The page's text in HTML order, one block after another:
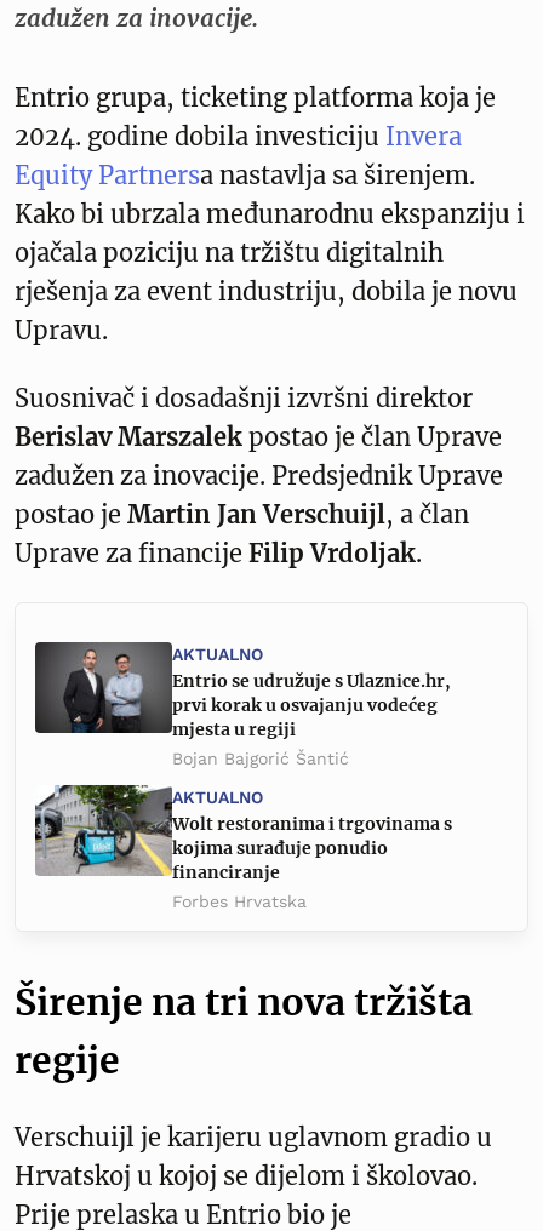
zadužen za inovacije.
Entrio grupa, ticketing platforma koja je
2024. godine dobila investiciju Invera
Equity Partnersa nastavlja sa širenjem.
Kako bi ubrzala međunarodnu ekspanziju i
ojačala poziciju na tržištu digitalnih
rješenja za event industriju, dobila je novu
Upravu.
Suosnivač i dosadašnji izvršni direktor
Berislav Marszalek postao je član Uprave
zadužen za inovacije. Predsjednik Uprave
postao je Martin Jan Verschuijl, a član
Uprave za financije Filip Vrdoljak.
AKTUALNO
Entrio se udružuje s Ulaznice.hr,
prvi korak u osvajanju vodećeg
mjesta u regiji
Bojan Bajgorić Šantić
AKTUALNO
Wolt restoranima i trgovinama s
kojima surađuje ponudio
financiranje
Forbes Hrvatska
Širenje na tri nova tržišta
regije
Verschuijl je karijeru uglavnom gradio u
Hrvatskoj u kojoj se dijelom i školovao.
Prije prelaska u Entrio bio je